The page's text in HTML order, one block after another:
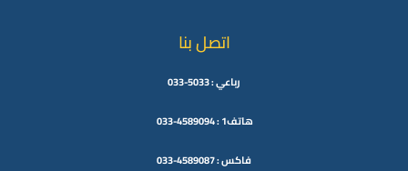
اتصل بنا
رباعي : 5033-033
هاتف1 : 4589094-033
فاكس : 4589087-033